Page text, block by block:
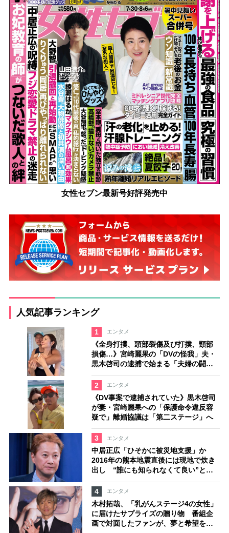
女性セブン最新号好評発売中
人気記事ランキング
1 エンタメ
《全身打撲、頭部裂傷及び打撲、頸部
損傷…》宮崎麗果の「DVの怪我」夫・
黒木啓司の逮捕で始まる「夫婦の闘
2
エンタメ
《DV事案で逮捕されていた》黒木啓司
が妻・宮崎麗果への「保護命令違反容
疑で」離婚協議は「第二ステージ」へ
3 エンタメ
中居正広「ひそかに被災地支援」か
2016年の熊本地震直後には現地で炊き
出し “誰にも知られなくて良い”と、
4
エンタメ
木村拓哉、「乳がんステージ4の女性」
に届けたサプライズの贈り物 番組企
画で対面したファンが、夢と希望を与